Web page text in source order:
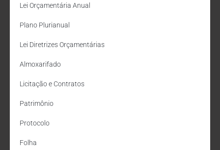
Lei Orçamentária Anual
Plano Plurianual
Lei Diretrizes Orçamentárias
Almoxarifado
Licitação e Contratos
Patrimônio
Protocolo
Folha